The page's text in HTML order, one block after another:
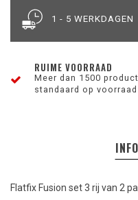
1 - 5 WERKDAGEN
RUIME VOORRAAD
Meer dan 1500
standaard op voorraad
Flatfix Fusion set 3 rij van 2